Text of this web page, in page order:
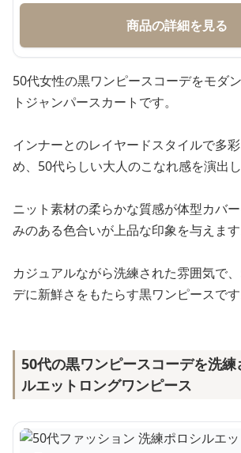
商品の詳細を見る
50代女性の黒ワンピースコーデをモダ
トジャンパースカートです。
インナーとのレイヤードスタイルで多
め、50代らしい大人のこなれ感を演出し
ニット素材の柔らかな質感が体型カバ
みのある色合いが上品な印象を与えます
カジュアルながら洗練された雰囲気で
デに新鮮さをもたらす黒ワンピースです
50代の黒ワンピースコーデを洗
ルエットロングワンピース